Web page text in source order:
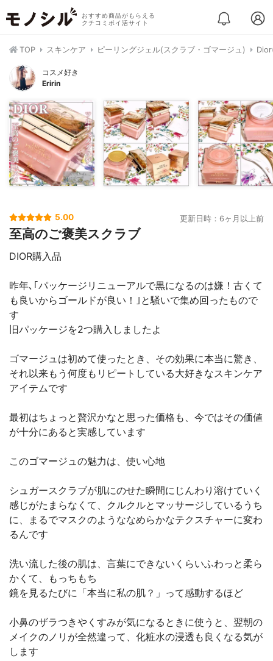
おすすめ商品がもらえる
クチコミポイ活サイト
TOP スキンケア ピーリングジェル(スクラブ・ゴマージュ)
コスメ好き
Eririn
5.00 更新日時：6ヶ月以上前
至高のご褒美スクラブ
DIOR購入品
昨年､｢パッケージリニューアルで黒になるのは嫌！古くて
も良いからゴールドが良い！｣と騒いで集め回ったもので
す
旧パッケージを2つ購入しましたよ
ゴマージュは初めて使ったとき、その効果に本当に驚き、
それ以来もう何度もリピートしている大好きなスキンケア
アイテムです
最初はちょっと贅沢かなと思った価格も、今ではその価値
が十分にあると実感しています
このゴマージュの魅力は、使い心地
シュガースクラブが肌にのせた瞬間にじんわり溶けていく
感じがたまらなくて、クルクルとマッサージしているうち
に、まるでマスクのようななめらかなテクスチャーに変わ
るんです
洗い流した後の肌は、言葉にできないくらいふわっと柔ら
かくて、もっちもち
鏡を見るたびに「本当に私の肌？」って感動するほど
小鼻のザラつきやくすみが気になるときに使うと、翌朝の
メイクのノリが全然違って、化粧水の浸透も良くなる気が
します